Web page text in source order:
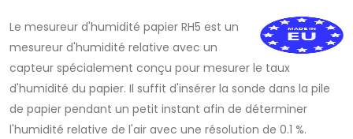
Le mesureur d'humidité papier RH5 est un
mesureur d'humidité relative avec un
capteur spécialement conçu pour mesurer le taux
d'humidité du papier. Il suffit d'insérer la sonde dans la pile
de papier pendant un petit instant afin de déterminer
l'humidité relative de l'air avec une résolution de 0.1 %.